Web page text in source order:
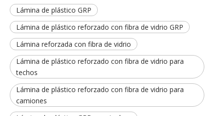
Lámina de plástico GRP
Lámina de plástico reforzado con fibra de vidrio GRP
Lámina reforzada con fibra de vidrio
Lámina de plástico reforzado con fibra de vidrio para
techos
Lámina de plástico reforzado con fibra de vidrio para
camiones